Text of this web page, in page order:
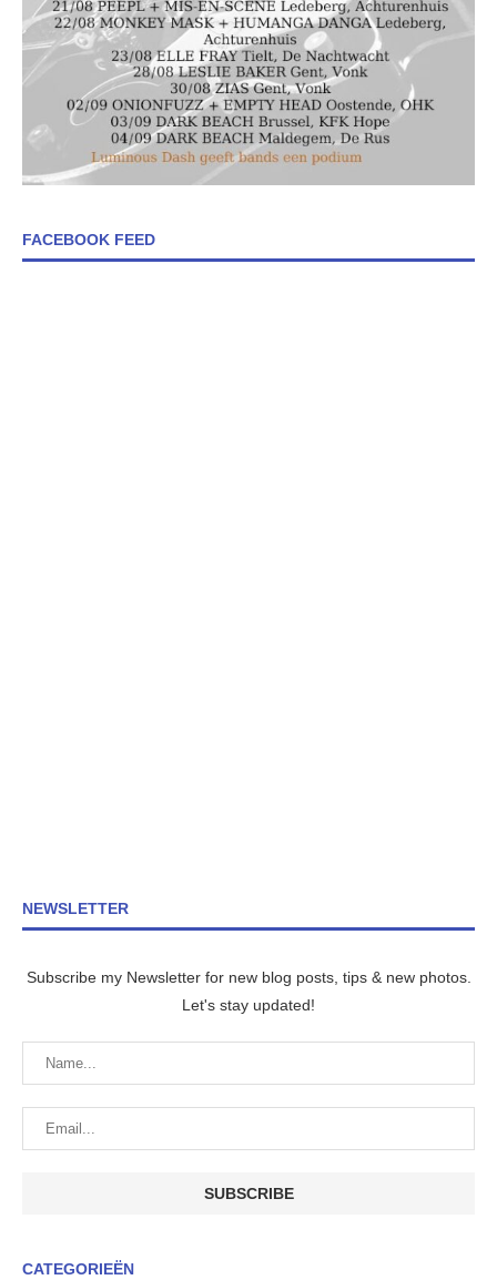
FACEBOOK FEED
NEWSLETTER
Subscribe my Newsletter for new blog posts, tips & new photos.
Let's stay updated!
CATEGORIEËN